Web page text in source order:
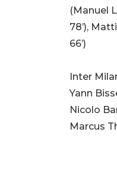
(Manuel
78’),
66’)
Inter
Yann
Nicolo
Marcus